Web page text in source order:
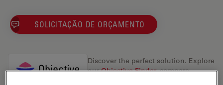
SOLICITAÇÃO DE ORÇAMENTO
Discover the perfect solution. Explore
ourObjective Finder, compare